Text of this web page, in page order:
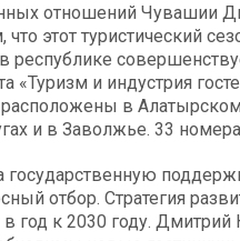
отношений Чувашии
этот туристический
«Туризм и индустрия
расположены в
и в Заволжье. 33
отбор. Стратегия
год к 2030 году. Дмитрий